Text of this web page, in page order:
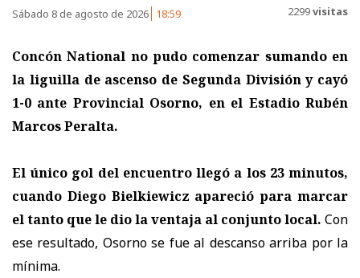
Sábado 8 de agosto de 2026 18:59 2299visitas
Concón National no pudo comenzar sumando en
la liguilla de ascenso de Segunda División y cayó
1-0 ante Provincial Osorno, en el Estadio Rubén
Marcos Peralta.
El único gol del encuentro llegó a los 23 minutos,
cuando Diego Bielkiewicz apareció para marcar
el tanto que le dio la ventaja al conjunto local. Con
ese resultado, Osorno se fue al descanso arriba por la
mínima.